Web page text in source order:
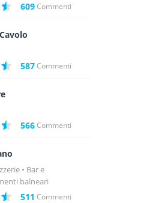
609Commenti
587Commenti
566Commenti
Bar e
balneari
511 Commenti